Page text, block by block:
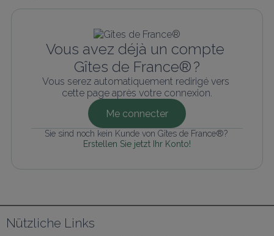
Vous avez déjà un compte
Gîtes de France® ?
Vous serez automatiquement redirigé vers
cette page après votre connexion.
Me connecter
Sie sind noch kein Kunde von Gîtes de France®?
Erstellen Sie jetzt Ihr Konto!
Nützliche Links